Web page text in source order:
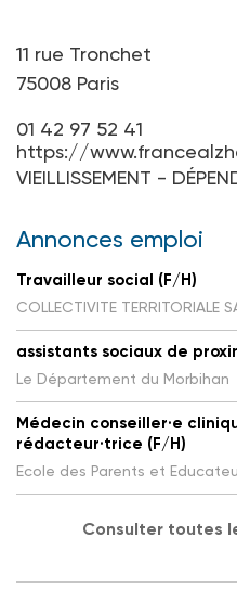
11 rue Tronchet
75008 Paris
01 42 97 52 41
https://
VIEILLISSEMENT -
Annonces emploi
Travailleur social (F/H)
COLLECTIVITE TERRITORIALE
assistants sociaux de
Le Département du Morbihan
Médecin conseiller·e
rédacteur·trice (F/H)
Ecole des Parents et
Consulter toutes